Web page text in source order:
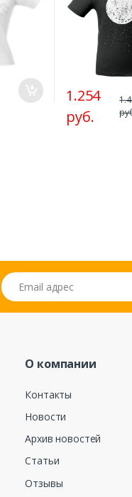
1.254
руб.
Email адрес
О компании
Контакты
Новости
Архив новостей
Статьи
Отзывы